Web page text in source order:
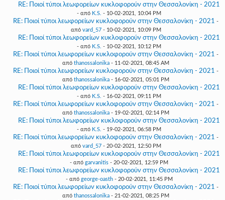
RE: Ποιοί τύποι λεωφορείων κυκλοφορούν στην Θεσσαλονίκη - 2021
- από K.S. - 10-02-2021, 10:04 PM
RE: Ποιοί τύποι λεωφορείων κυκλοφορούν στην Θεσσαλονίκη - 2021 -
από vard_57- 10-02-2021, 10:09 PM
RE: Ποιοί τύποι λεωφορείων κυκλοφορούν στην Θεσσαλονίκη - 2021
- από K.S. - 10-02-2021, 10:12 PM
RE: Ποιοί τύποι λεωφορείων κυκλοφορούν στην Θεσσαλονίκη - 2021 -
από thanossalonika - 11-02-2021, 08:45 AM
RE: Ποιοί τύποι λεωφορείων κυκλοφορούν στην Θεσσαλονίκη - 2021 -
από thanossalonika - 16-02-2021, 05:01 PM
RE: Ποιοί τύποι λεωφορείων κυκλοφορούν στην Θεσσαλονίκη - 2021
- από K.S. - 16-02-2021, 09:11 PM
RE: Ποιοί τύποι λεωφορείων κυκλοφορούν στην Θεσσαλονίκη - 2021 -
από thanossalonika - 19-02-2021, 02:14 PM
RE: Ποιοί τύποι λεωφορείων κυκλοφορούν στην Θεσσαλονίκη - 2021
- από K.S. - 19-02-2021, 06:58 PM
RE: Ποιοί τύποι λεωφορείων κυκλοφορούν στην Θεσσαλονίκη - 2021 -
από vard_57- 20-02-2021, 12:50 PM
RE: Ποιοί τύποι λεωφορείων κυκλοφορούν στην Θεσσαλονίκη - 2021
- από garvanitis - 20-02-2021, 12:59 PM
RE: Ποιοί τύποι λεωφορείων κυκλοφορούν στην Θεσσαλονίκη - 2021
- από george-oasth- 20-02-2021, 11:45 PM
RE: Ποιοί τύποι λεωφορείων κυκλοφορούν στην Θεσσαλονίκη - 2021 -
από thanossalonika - 21-02-2021, 08:25 PM